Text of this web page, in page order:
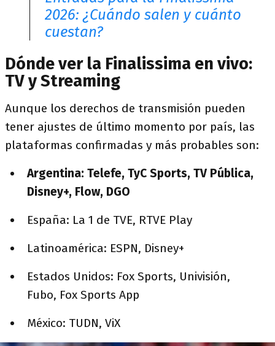
2026: ¿Cuándo salen y cuánto
cuestan?
Dónde ver la Finalissima en vivo:
TV y Streaming
Aunque los derechos de transmisión pueden
tener ajustes de último momento por país, las
plataformas confirmadas y más probables son:
Argentina: Telefe, TyC Sports, TV Pública,
Disney+, Flow, DGO
España: La 1 de TVE, RTVE Play
Latinoamérica: ESPN, Disney+
Estados Unidos: Fox Sports, Univisión,
Fubo, Fox Sports App
México: TUDN, ViX